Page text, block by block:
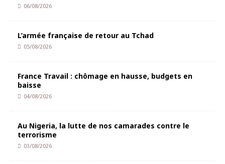
06/08/2026
L’armée française de retour au Tchad
05/08/2026
France Travail : chômage en hausse, budgets en
baisse
04/08/2026
Au Nigeria, la lutte de nos camarades contre le
terrorisme
03/08/2026